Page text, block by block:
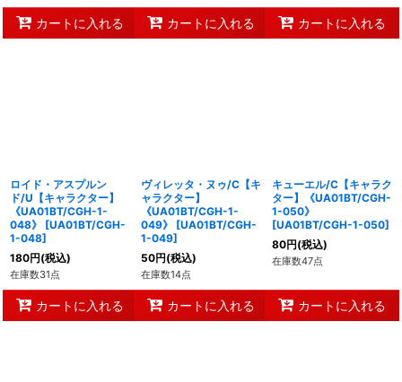
カートに入れる カートに入れる カートに入れる
ロイド・アスプルン
ド/U【キャラクター】
《UA01BT/CGH-1-
048》
[UA01BT/CGH-
1-048]
180円(税込)
在庫数31点
カートに入れる
ヴィレッタ・ヌゥ/C【キ
ャラクター】
《UA01BT/CGH-1-
049》
[UA01BT/CGH-
1-049]
50円(税込)
在庫数14点
カートに入れる
キューエル/C【キャラク
ター】《UA01BT/CGH-
1-050》
[UA01BT/CGH-1-050]
80円(税込)
在庫数47点
カートに入れる